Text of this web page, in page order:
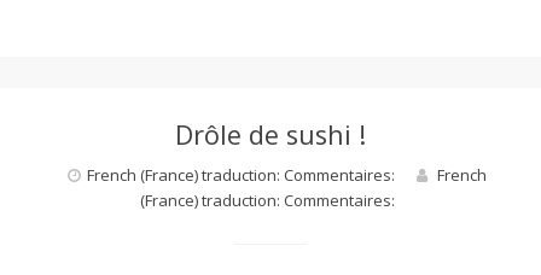
Drôle de sushi !
French (France) traduction: Commentaires:
French
(France) traduction: Commentaires: